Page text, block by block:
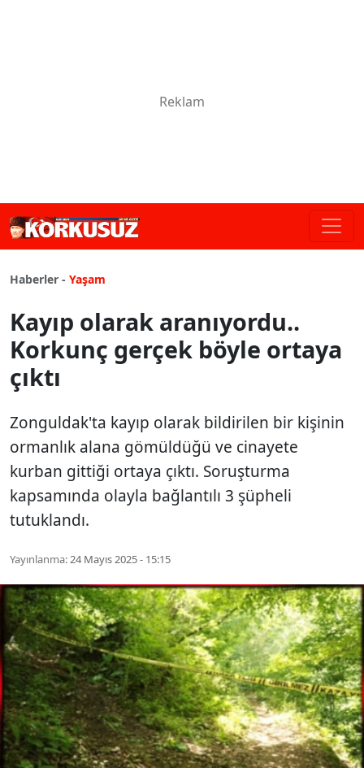
Haberler - Yaşam
Kayıp olarak aranıyordu..
Korkunç gerçek böyle ortaya
çıktı
Zonguldak'ta kayıp olarak bildirilen bir kişinin
ormanlık alana gömüldüğü ve cinayete
kurban gittiği ortaya çıktı. Soruşturma
kapsamında olayla bağlantılı 3 şüpheli
tutuklandı.
Yayınlanma:24 Mayıs 2025 - 15:15